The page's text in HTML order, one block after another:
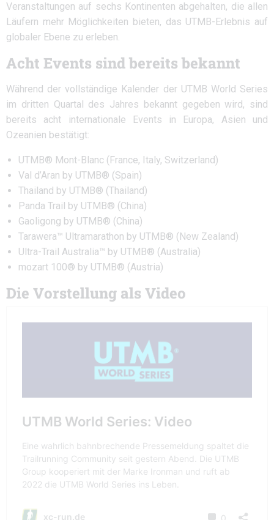
Veranstaltungen auf sechs Kontinenten abgehalten, die allen
Läufern mehr Möglichkeiten bieten, das UTMB-Erlebnis auf
globaler Ebene zu erleben.
Acht Events sind bereits bekannt
Während der vollständige Kalender der UTMB World Series
im dritten Quartal des Jahres bekannt gegeben wird, sind
bereits acht internationale Events in Europa, Asien und
Ozeanien bestätigt:
UTMB® Mont-Blanc (France, Italy, Switzerland)
Val d’Aran by UTMB® (Spain)
Thailand by UTMB® (Thailand)
Panda Trail by UTMB® (China)
Gaoligong by UTMB® (China)
Tarawera™ Ultramarathon by UTMB® (New Zealand)
Ultra-Trail Australia™ by UTMB® (Australia)
mozart 100® by UTMB® (Austria)
Die Vorstellung als Video